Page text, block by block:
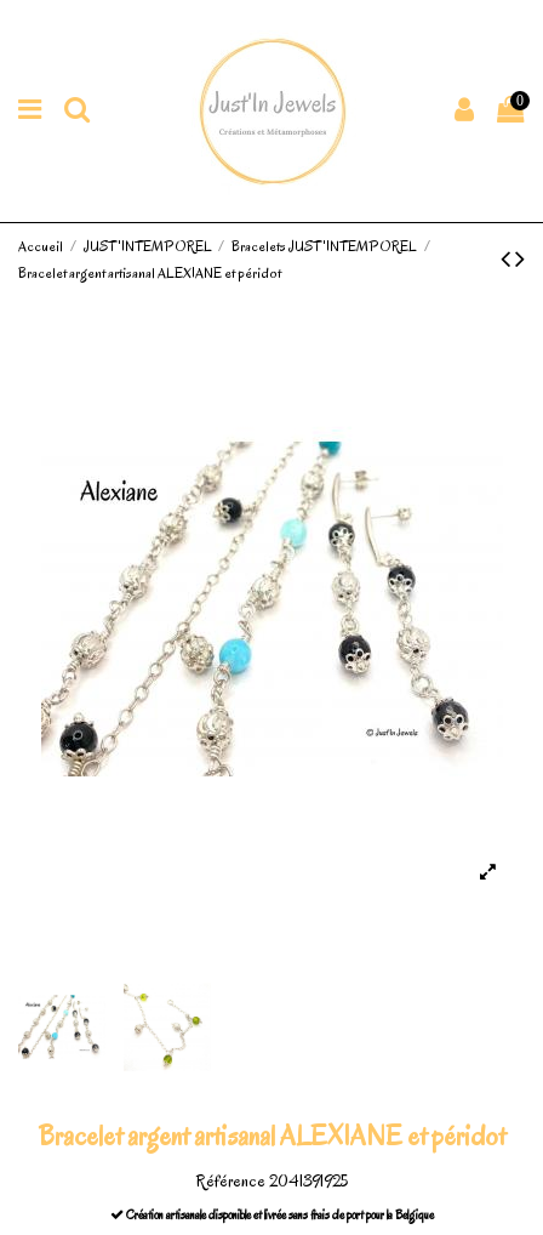
0
Accueil JUST'INTEMPOREL
Bracelets JUST'INTEMPOREL
Bracelet argent artisanal ALEXIANE et péridot
Bracelet argent artisanal ALEXIANE et péridot
Référence2041391925
Création artisanale disponible et livrée sans frais de port pour la Belgique